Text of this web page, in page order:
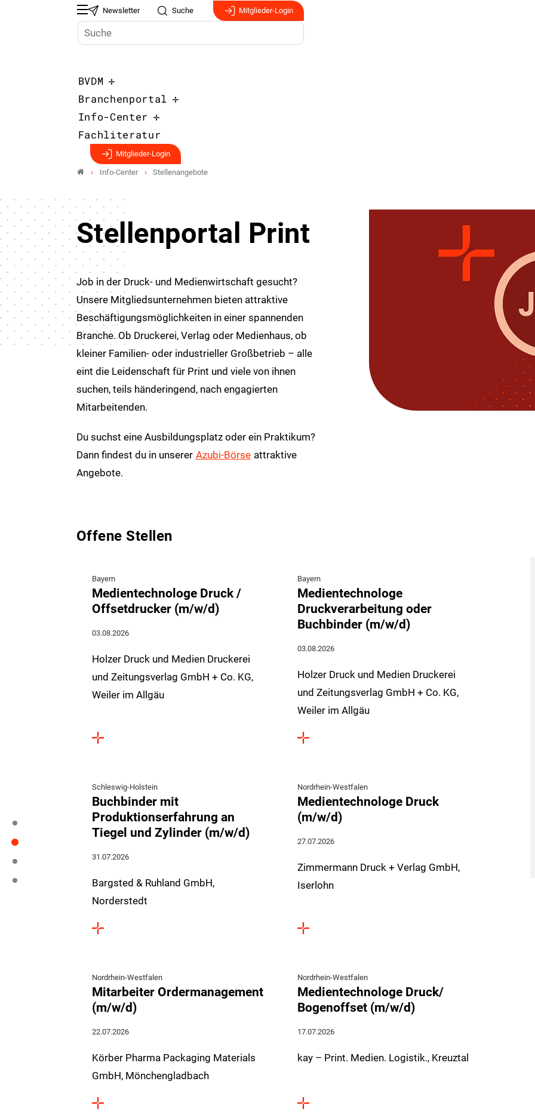
Newsletter Suche Mitglieder-Login
BVDM
Branchenportal
Info-Center
Fachliteratur
Mitglieder-Login
Info-Center Stellenangebote
Stellenportal Print
Job in der Druck- und Medienwirtschaft gesucht?
Unsere Mitgliedsunternehmen bieten attraktive
Beschäftigungsmöglichkeiten in einer spannenden
Branche. Ob Druckerei, Verlag oder Medienhaus, ob
kleiner Familien- oder industrieller Großbetrieb – alle
eint die Leidenschaft für Print und viele von ihnen
suchen, teils händeringend, nach engagierten
Mitarbeitenden.
Du suchst eine Ausbildungsplatz oder ein Praktikum?
Dann findest du in unserer Azubi-Börse attraktive
Angebote.
Offene Stellen
Bayern
Medientechnologe Druck /
Offsetdrucker (m/w/d)
03.08.2026
Holzer Druck und Medien Druckerei
und Zeitungsverlag GmbH + Co. KG,
Weiler im Allgäu
Bayern
Medientechnologe
Druckverarbeitung oder
Buchbinder (m/w/d)
03.08.2026
Holzer Druck und Medien Druckerei
und Zeitungsverlag GmbH + Co. KG,
Weiler im Allgäu
Schleswig-Holstein
Buchbinder mit
Produktionserfahrung an
Tiegel und Zylinder (m/w/d)
31.07.2026
Bargsted & Ruhland GmbH,
Norderstedt
Nordrhein-Westfalen
Medientechnologe Druck
(m/w/d)
27.07.2026
Zimmermann Druck + Verlag GmbH,
Iserlohn
Nordrhein-Westfalen
Mitarbeiter Ordermanagement
(m/w/d)
22.07.2026
Körber Pharma Packaging Materials
GmbH, Mönchengladbach
Nordrhein-Westfalen
Medientechnologe Druck/
Bogenoffset (m/w/d)
17.07.2026
kay – Print. Medien. Logistik., Kreuztal